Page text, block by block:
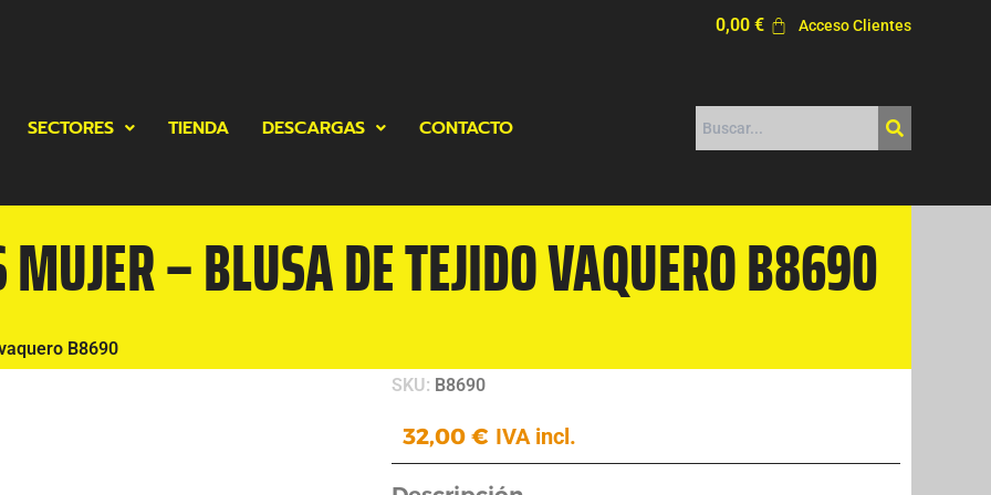
0,00€ Acceso Clientes
SECTORES TIENDA DESCARGAS CONTACTO
– BLUSA DE TEJIDO VAQUERO B8690
B8690
SKU: B8690
32,00 € IVA incl.